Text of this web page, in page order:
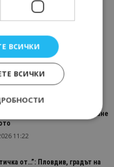
от…”: Петрич – Изживяване
11:22
от…”: Пловдив, градът на
ВСИЧКИ
ВСИЧКИ
Ефективност